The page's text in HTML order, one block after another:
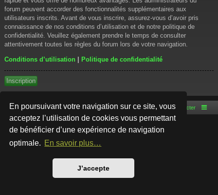
En poursuivant votre navigation sur ce site, vous
acceptez l’utilisation de cookies vous permettant
de bénéficier d’une expérience de navigation
optimale. En savoir plus…
J’accepte
forum peuvent accorder des fonctionnalités supplémentaires aux
utilisateurs inscrits. Avant de vous inscrire, assurez-vous d’avoir pris
connaissance de nos conditions d’utilisation et de notre politique de
confidentialité. Veuillez également prendre le temps de consulter
attentivement toutes les règles du forum lors de votre navigation.
Conditions d’utilisation | Politique de confidentialité
Inscription
Accueil du forum Nous contacter
Développé parphpBB® Forum Software © phpBB Limited
Style par
Traduction française officielle